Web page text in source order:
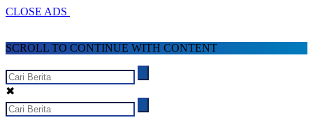
CLOSE ADS
SCROLL TO CONTINUE WITH CONTENT
✖